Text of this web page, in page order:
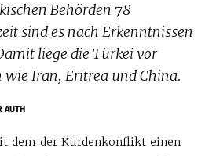
Behörden 78
sind es nach Erkenntnissen
liege die Türkei vor
wie Iran, Eritrea und China.
AUTH
dem der Kurdenkonflikt einen